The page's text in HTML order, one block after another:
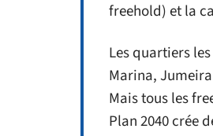
freehold) et la
Les quartiers
Marina,
Mais tous les
Plan 2040 crée